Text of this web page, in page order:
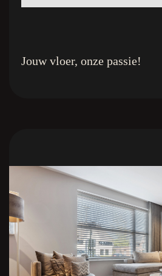
Jouw vloer, onze passie!